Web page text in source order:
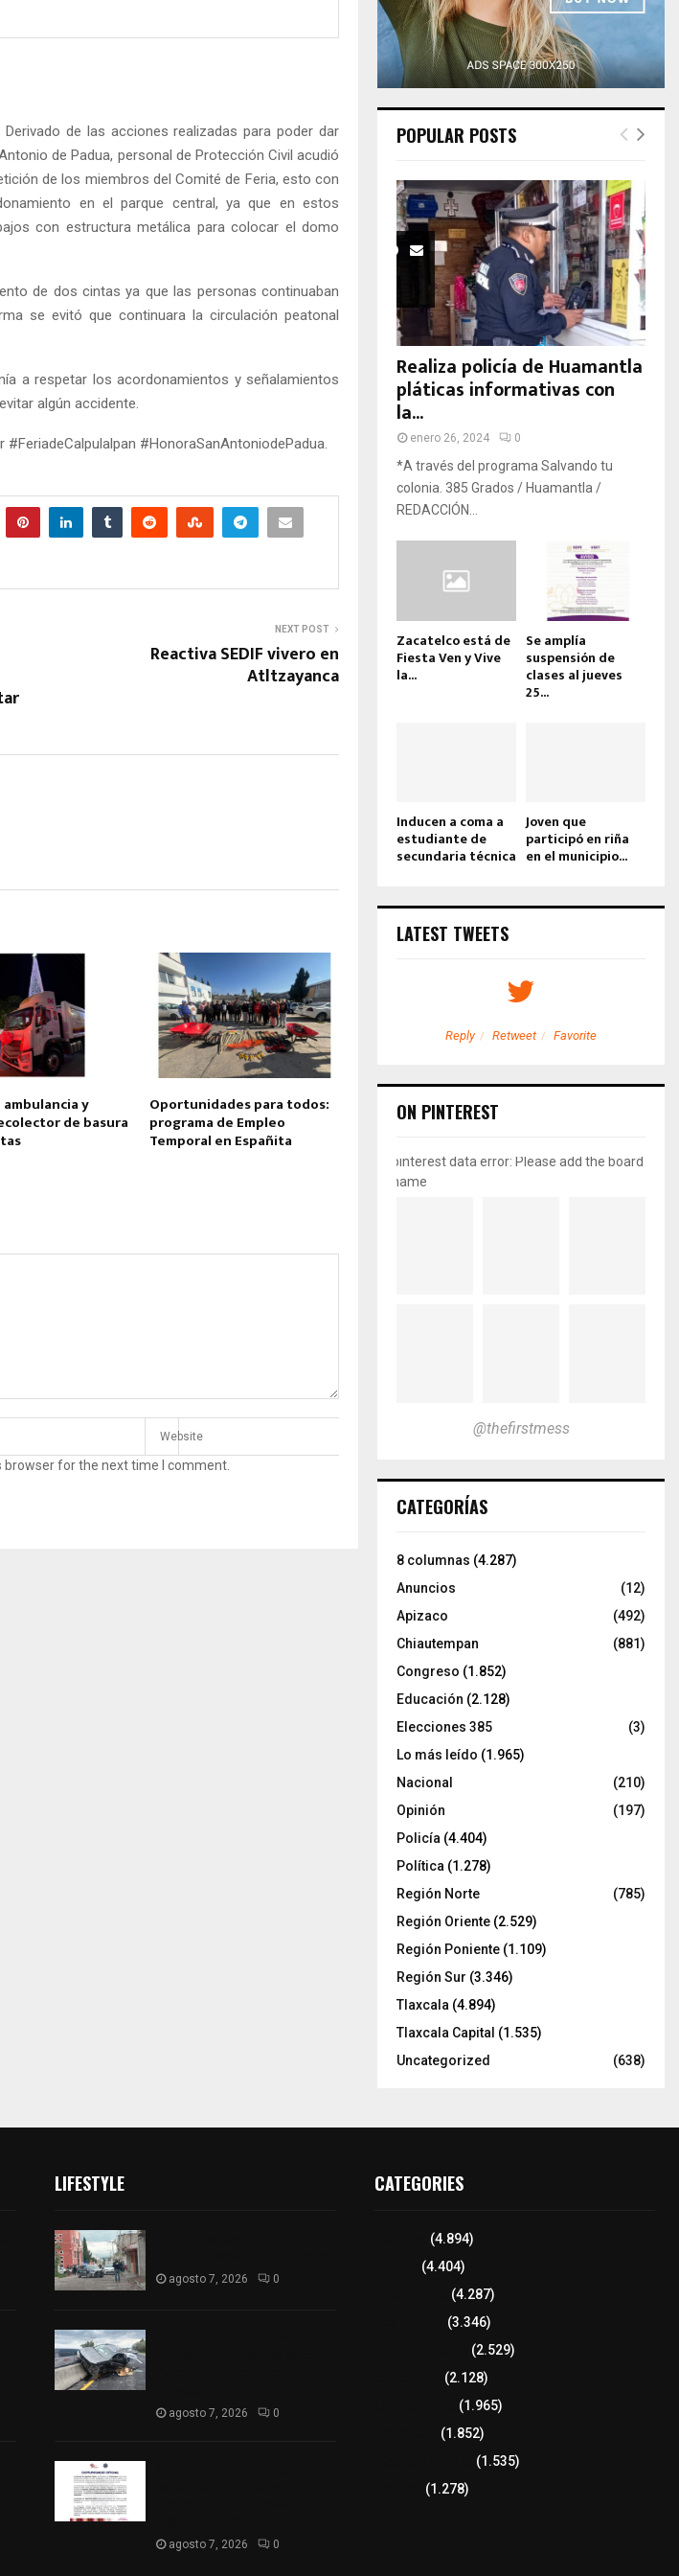
de las acciones realizadas para poder dar
de Padua, personal de Protección Civil acudió
de los miembros del Comité de Feria, esto con
en el parque central, ya que en estos
con estructura metálica para colocar el domo
de dos cintas ya que las personas continuaban
se evitó que continuara la circulación peatonal
a respetar los acordonamientos y señalamientos
algún accidente.
#HonoraSanAntoniodePadua.
NEXT POST
Reactiva SEDIF vivero en
Atltzayanca
y
de basura
Oportunidades para todos:
programa de Empleo
Temporal en Españita
browser for the next time I comment.
POPULAR POSTS
Realiza policía de Huamantla
pláticas informativas con
la...
enero 26, 2024 0
*A través del programa Salvando tu
colonia. 385 Grados / Huamantla /
REDACCIÓN...
Zacatelco está de
Fiesta Ven y Vive
la...
Se amplía
suspensión de
clases al jueves
25...
Inducen a coma a
estudiante de
secundaria técnica
Joven que
participó en riña
en el municipio...
LATEST TWEETS
Favorite Reply Retweet Favorite Reply Retweet Favorite
ON PINTEREST
pinterest data error: Please add the board
name
@thefirstmess
CATEGORÍAS
8 columnas (4.287)
Anuncios
(12)
Apizaco
(492)
Chiautempan
(881)
Congreso (1.852)
Educación (2.128)
Elecciones 385
(3)
Lo más leído (1.965)
Nacional
(210)
Opinión
(197)
Policía (4.404)
Política (1.278)
Región Norte
(785)
Región Oriente (2.529)
Región Poniente (1.109)
Región Sur (3.346)
Tlaxcala (4.894)
Tlaxcala Capital (1.535)
Uncategorized
(638)
LIFESTYLE
agosto 7, 2026 0
agosto 7, 2026 0
agosto 7, 2026 0
CATEGORIES
(4.894)
(4.404)
(4.287)
(3.346)
(2.529)
(2.128)
(1.965)
(1.852)
(1.535)
(1.278)